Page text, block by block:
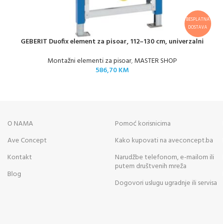
BESPLATNA
DOSTAVA
GEBERIT Duofix element za pisoar, 112–130 cm, univerzalni
Montažni elementi za pisoar,MASTER SHOP
586,70KM
O NAMA
Ave Concept
Kontakt
Blog
Pomoć korisnicima
Kako kupovati na aveconcept.ba
Narudžbe telefonom, e-mailom ili
putem društvenih mreža
Dogovori uslugu ugradnje ili servisa